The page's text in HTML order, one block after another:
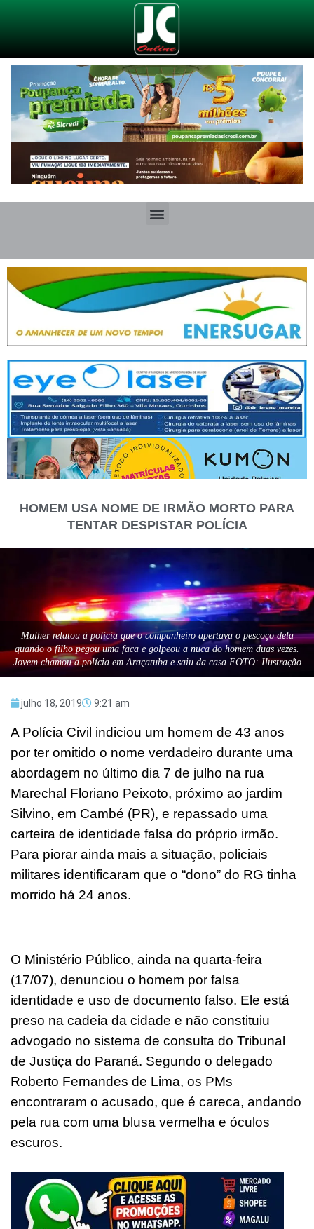
HOMEM USA NOME DE IRMÃO MORTO PARA
TENTAR DESPISTAR POLÍCIA
Mulher relatou à polícia que o companheiro apertava o pescoço dela
quando o filho pegou uma faca e golpeou a nuca do homem duas vezes.
Jovem chamou a polícia em Araçatuba e saiu da casa FOTO: Ilustração
julho 18, 2019 9:21 am
A Polícia Civil indiciou um homem de 43 anos
por ter omitido o nome verdadeiro durante uma
abordagem no último dia 7 de julho na rua
Marechal Floriano Peixoto, próximo ao jardim
Silvino, em Cambé (PR), e repassado uma
carteira de identidade falsa do próprio irmão.
Para piorar ainda mais a situação, policiais
militares identificaram que o “dono” do RG tinha
morrido há 24 anos.
O Ministério Público, ainda na quarta-feira
(17/07), denunciou o homem por falsa
identidade e uso de documento falso. Ele está
preso na cadeia da cidade e não constituiu
advogado no sistema de consulta do Tribunal
de Justiça do Paraná. Segundo o delegado
Roberto Fernandes de Lima, os PMs
encontraram o acusado, que é careca, andando
pela rua com uma blusa vermelha e óculos
escuros.